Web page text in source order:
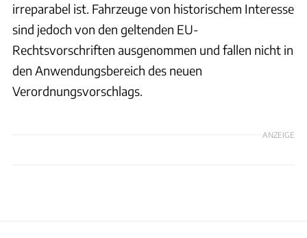
irreparabel ist. Fahrzeuge von historischem Interesse
sind jedoch von den geltenden EU-
Rechtsvorschriften ausgenommen und fallen nicht in
den Anwendungsbereich des neuen
Verordnungsvorschlags.
ANZEIGE